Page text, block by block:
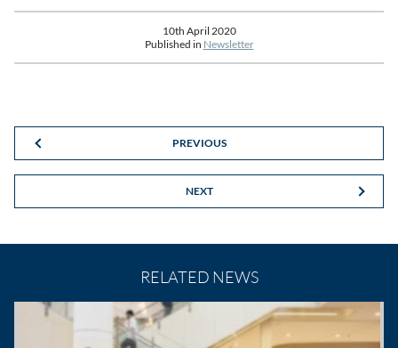
10th April 2020
Published in Newsletter
PREVIOUS
NEXT
RELATED NEWS